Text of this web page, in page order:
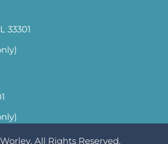
33301
. All Rights Reserved.